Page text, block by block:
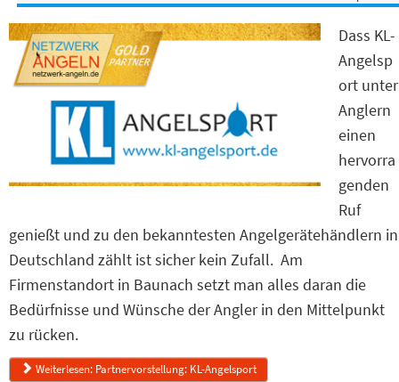
Dass KL-
Angelsp
ort unter
Anglern
einen
hervorra
genden
Ruf
genießt und zu den bekanntesten Angelgerätehändlern in
Deutschland zählt ist sicher kein Zufall. Am
Firmenstandort in Baunach setzt man alles daran die
Bedürfnisse und Wünsche der Angler in den Mittelpunkt
zu rücken.
Weiterlesen: Partnervorstellung: KL-Angelsport